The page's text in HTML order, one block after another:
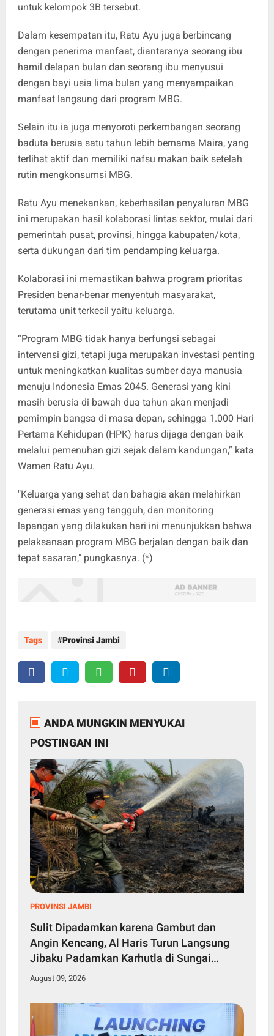
untuk kelompok 3B tersebut.
Dalam kesempatan itu, Ratu Ayu juga berbincang
dengan penerima manfaat, diantaranya seorang ibu
hamil delapan bulan dan seorang ibu menyusui
dengan bayi usia lima bulan yang menyampaikan
manfaat langsung dari program MBG.
Selain itu ia juga menyoroti perkembangan seorang
baduta berusia satu tahun lebih bernama Maira, yang
terlihat aktif dan memiliki nafsu makan baik setelah
rutin mengkonsumsi MBG.
Ratu Ayu menekankan, keberhasilan penyaluran MBG
ini merupakan hasil kolaborasi lintas sektor, mulai dari
pemerintah pusat, provinsi, hingga kabupaten/kota,
serta dukungan dari tim pendamping keluarga.
Kolaborasi ini memastikan bahwa program prioritas
Presiden benar-benar menyentuh masyarakat,
terutama unit terkecil yaitu keluarga.
“Program MBG tidak hanya berfungsi sebagai
intervensi gizi, tetapi juga merupakan investasi penting
untuk meningkatkan kualitas sumber daya manusia
menuju Indonesia Emas 2045. Generasi yang kini
masih berusia di bawah dua tahun akan menjadi
pemimpin bangsa di masa depan, sehingga 1.000 Hari
Pertama Kehidupan (HPK) harus dijaga dengan baik
melalui pemenuhan gizi sejak dalam kandungan,” kata
Wamen Ratu Ayu.
"Keluarga yang sehat dan bahagia akan melahirkan
generasi emas yang tangguh, dan monitoring
lapangan yang dilakukan hari ini menunjukkan bahwa
pelaksanaan program MBG berjalan dengan baik dan
tepat sasaran," pungkasnya. (*)
Tags Provinsi Jambi
ANDA MUNGKIN MENYUKAI
POSTINGAN INI
PROVINSI JAMBI
Sulit Dipadamkan karena Gambut dan
Angin Kencang, Al Haris Turun Langsung
Jibaku Padamkan Karhutla di Sungai
Gelam
August 09, 2026